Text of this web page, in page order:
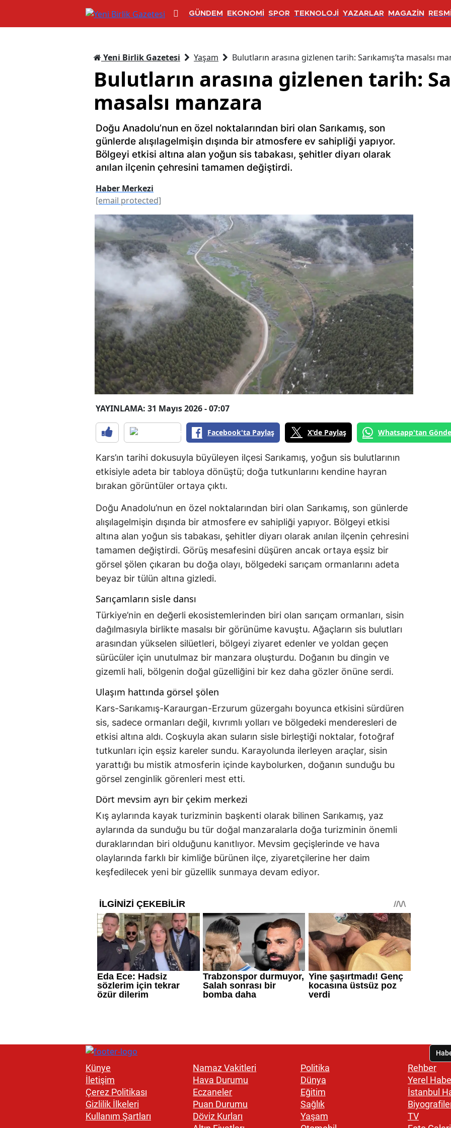
GÜNDEM EKONOMİ SPOR TEKNOLOJİ YAZARLAR MAGAZİN
Yeni Birlik Gazetesi Yaşam Bulutların arasına gizlenen tarih: Sarıkamış’ta masalsı
Bulutların arasına gizlenen tarih:
masalsı manzara
Doğu Anadolu’nun en özel noktalarından biri olan Sarıkamış, son
günlerde alışılagelmişin dışında bir atmosfere ev sahipliği yapıyor.
Bölgeyi etkisi altına alan yoğun sis tabakası, şehitler diyarı olarak
anılan ilçenin çehresini tamamen değiştirdi.
Haber Merkezi
[email protected]
YAYINLAMA: 31 Mayıs 2026 - 07:07
Facebook'ta Paylaş X'de Paylaş Whatsapp'tan
Kars’ın tarihi dokusuyla büyüleyen ilçesi Sarıkamış, yoğun sis bulutlarının
etkisiyle adeta bir tabloya dönüştü; doğa tutkunlarını kendine hayran
bırakan görüntüler ortaya çıktı.
Doğu Anadolu’nun en özel noktalarından biri olan Sarıkamış, son günlerde
alışılagelmişin dışında bir atmosfere ev sahipliği yapıyor. Bölgeyi etkisi
altına alan yoğun sis tabakası, şehitler diyarı olarak anılan ilçenin çehresini
tamamen değiştirdi. Görüş mesafesini düşüren ancak ortaya eşsiz bir
görsel şölen çıkaran bu doğa olayı, bölgedeki sarıçam ormanlarını adeta
beyaz bir tülün altına gizledi.
Sarıçamların sisle dansı
Türkiye’nin en değerli ekosistemlerinden biri olan sarıçam ormanları, sisin
dağılmasıyla birlikte masalsı bir görünüme kavuştu. Ağaçların sis bulutları
arasından yükselen silüetleri, bölgeyi ziyaret edenler ve yoldan geçen
sürücüler için unutulmaz bir manzara oluşturdu. Doğanın bu dingin ve
gizemli hali, bölgenin doğal güzelliğini bir kez daha gözler önüne serdi.
Ulaşım hattında görsel şölen
Kars-Sarıkamış-Karaurgan-Erzurum güzergahı boyunca etkisini sürdüren
sis, sadece ormanları değil, kıvrımlı yolları ve bölgedeki menderesleri de
etkisi altına aldı. Coşkuyla akan suların sisle birleştiği noktalar, fotoğraf
tutkunları için eşsiz kareler sundu. Karayolunda ilerleyen araçlar, sisin
yarattığı bu mistik atmosferin içinde kaybolurken, doğanın sunduğu bu
görsel zenginlik görenleri mest etti.
Dört mevsim ayrı bir çekim merkezi
Kış aylarında kayak turizminin başkenti olarak bilinen Sarıkamış, yaz
aylarında da sunduğu bu tür doğal manzaralarla doğa turizminin önemli
duraklarından biri olduğunu kanıtlıyor. Mevsim geçişlerinde ve hava
olaylarında farklı bir kimliğe bürünen ilçe, ziyaretçilerine her daim
keşfedilecek yeni bir güzellik sunmaya devam ediyor.
Künye
İletişim
Çerez Politikası
Gizlilik İlkeleri
Kullanım Şartları
Namaz Vakitleri
Hava Durumu
Eczaneler
Puan Durumu
Döviz Kurları
Politika
Dünya
Eğitim
Sağlık
Yaşam
Rehber
Yerel
İstanbul
TV